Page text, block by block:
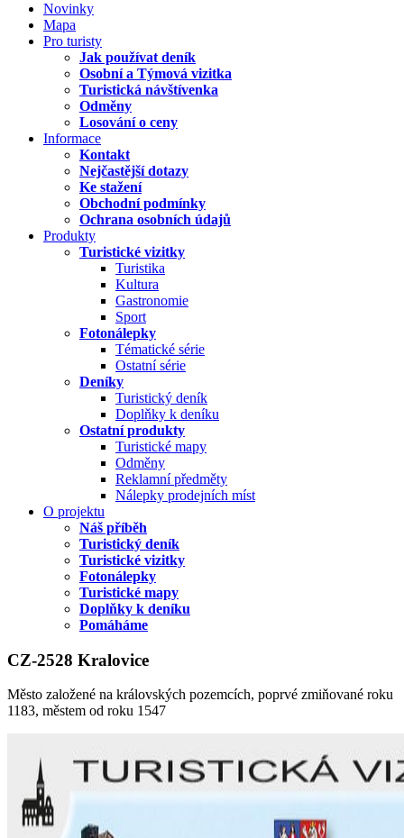
Novinky
Mapa
Pro turisty
Jak používat deník
Osobní a Týmová vizitka
Turistická návštívenka
Odměny
Losování o ceny
Informace
Kontakt
Nejčastější dotazy
Ke stažení
Obchodní podmínky
Ochrana osobních údajů
Produkty
Turistické vizitky
Turistika
Kultura
Gastronomie
Sport
Fotonálepky
Tématické série
Ostatní série
Deníky
Turistický deník
Doplňky k deníku
Ostatní produkty
Turistické mapy
Odměny
Reklamní předměty
Nálepky prodejních míst
O projektu
Náš příběh
Turistický deník
Turistické vizitky
Fotonálepky
Turistické mapy
Doplňky k deníku
Pomáháme
CZ-2528 Kralovice
Město založené na královských pozemcích, poprvé zmiňované roku
1183, městem od roku 1547